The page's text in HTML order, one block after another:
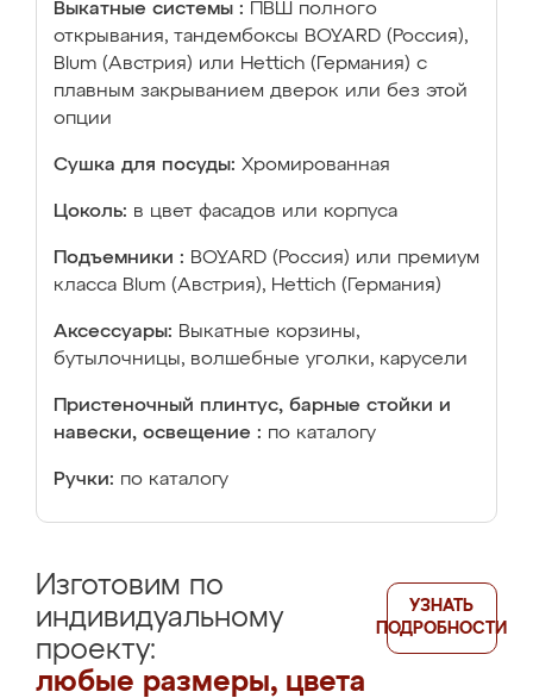
Выкатные системы :
ПВШ полного
открывания, тандембоксы BOYARD (Россия),
Blum (Австрия) или Hettich (Германия) с
плавным закрыванием дверок или без этой
опции
Сушка для посуды: Хромированная
Цоколь: в цвет фасадов или корпуса
Подъемники : BOYARD (Россия) или премиум
класса Blum (Австрия), Hettich (Германия)
Аксессуары: Выкатные корзины,
бутылочницы, волшебные уголки, карусели
Пристеночный плинтус, барные стойки и
навески, освещение : по каталогу
Ручки: по каталогу
Изготовим по
индивидуальному
проекту:
любые размеры, цвета
УЗНАТЬ
ПОДРОБНОСТИ